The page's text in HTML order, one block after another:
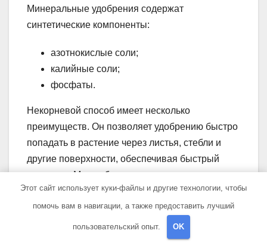
Минеральные удобрения содержат
синтетические компоненты:
азотнокислые соли;
калийные соли;
фосфаты.
Некорневой способ имеет несколько
преимуществ. Он позволяет удобрению быстро
попадать в растение через листья, стебли и
другие поверхности, обеспечивая быстрый
результат. Может быть полезен в тех случаях,
когда корневая система повреждена. Так же как
корневая подкормка, некорневая может помочь
улучшить здоровье растений, снизить риск
заболеваний и увеличить урожайность.
Этот сайт использует куки-файлы и другие технологии, чтобы
помочь вам в навигации, а также предоставить лучший
пользовательский опыт. OK